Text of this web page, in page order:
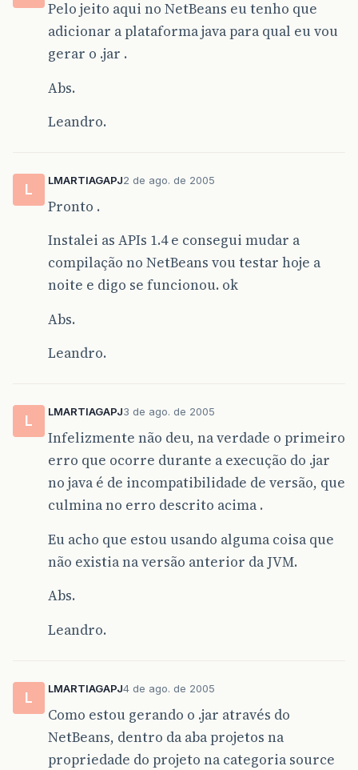
Pelo jeito aqui no NetBeans eu tenho que
adicionar a plataforma java para qual eu vou
gerar o .jar .
Abs.
Leandro.
L
LMARTIAGAPJ2 de ago. de 2005
Pronto .
Instalei as APIs 1.4 e consegui mudar a
compilação no NetBeans vou testar hoje a
noite e digo se funcionou. ok
Abs.
Leandro.
L
LMARTIAGAPJ3 de ago. de 2005
Infelizmente não deu, na verdade o primeiro
erro que ocorre durante a execução do .jar
no java é de incompatibilidade de versão, que
culmina no erro descrito acima .
Eu acho que estou usando alguma coisa que
não existia na versão anterior da JVM.
Abs.
Leandro.
L
LMARTIAGAPJ4 de ago. de 2005
Como estou gerando o .jar através do
NetBeans, dentro da aba projetos na
propriedade do projeto na categoria source